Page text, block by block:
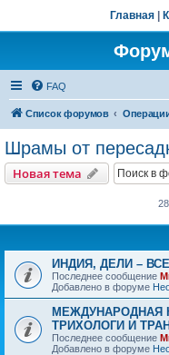
Главная
FAQ
Список форумов
Шрамы от
Новая тема
ИНДИЯ, ДЕЛИ –
Последнее сообщение
Добавлено в форуме
МЕЖДУНАРОДНАЯ
ТРИХОЛОГИ И
Последнее сообщение
Добавлено в форуме